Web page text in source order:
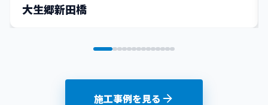
大生郷新田橋
施工事例を見る